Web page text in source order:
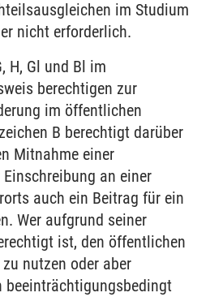
im Studium
nicht erforderlich.
H, Gl und Bl im
berechtigen zur
im öffentlichen
B berechtigt darüber
Mitnahme einer
an einer
auch ein Beitrag für ein
Wer aufgrund seiner
ist, den öffentlichen
nutzen oder aber
beeinträchtigungsbedingt